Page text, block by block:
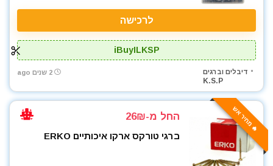
לרכישה
iBuyILKSP
דיבלים וברגים
K.S.P
2 שנים ago
🔥 מחיר אש החל מ-26₪
ברגי טורקס ארקו איכותיים ERKO